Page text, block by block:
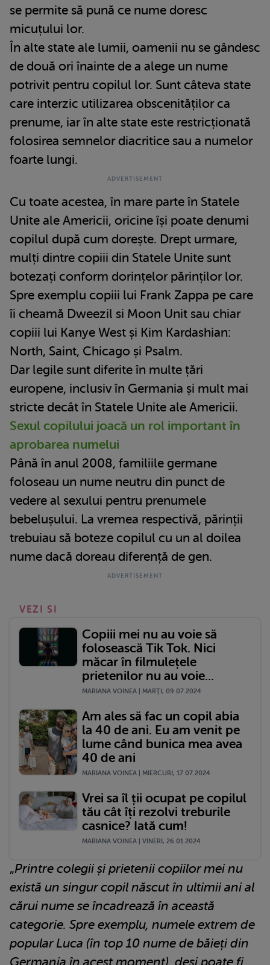
se permite să pună ce nume doresc
micuțului lor.
În alte state ale lumii, oamenii nu se gândesc
de două ori înainte de a alege un nume
potrivit pentru copilul lor. Sunt câteva state
care interzic utilizarea obscenităților ca
prenume, iar în alte state este restricționată
folosirea semnelor diacritice sau a numelor
foarte lungi.
Cu toate acestea, în mare parte în Statele
Unite ale Americii, oricine își poate denumi
copilul după cum dorește. Drept urmare,
mulți dintre copiii din Statele Unite sunt
botezați conform dorințelor părinților lor.
Spre exemplu copiii lui Frank Zappa pe care
îi cheamă Dweezil si Moon Unit sau chiar
copiii lui Kanye West și Kim Kardashian:
North, Saint, Chicago și Psalm.
Dar legile sunt diferite în multe țări
europene, inclusiv în Germania și mult mai
stricte decât în Statele Unite ale Americii.
Sexul copilului joacă un rol important în
aprobarea numelui
Până în anul 2008, familiile germane
foloseau un nume neutru din punct de
vedere al sexului pentru prenumele
bebelușului. La vremea respectivă, părinții
trebuiau să boteze copilul cu un al doilea
nume dacă doreau diferență de gen.
VEZI SI
Copiii mei nu au voie să
folosească Tik Tok. Nici
măcar în filmulețele
prietenilor nu au voie...
MARIANA VOINEA | MARŢI, 09.07.2024
Am ales să fac un copil abia
la 40 de ani. Eu am venit pe
lume când bunica mea avea
40 de ani
MARIANA VOINEA | MIERCURI, 17.07.2024
Vrei sa îl ții ocupat pe copilul
tău cât îți rezolvi treburile
casnice? Iată cum!
MARIANA VOINEA | VINERI, 26.01.2024
„Printre colegii și prietenii copiilor mei nu
există un singur copil născut în ultimii ani al
cărui nume se încadrează în această
categorie. Spre exemplu, numele extrem de
popular Luca (în top 10 nume de băieți din